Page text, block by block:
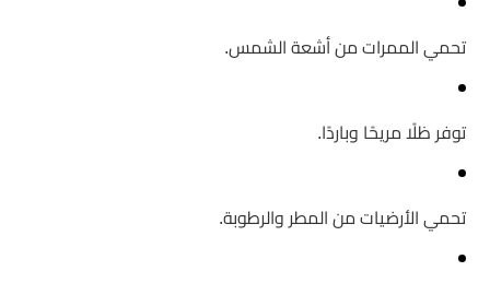
تحمي الممرات من أشعة الشمس.
توفر ظلًا مريحًا وباردًا.
تحمي الأرضيات من المطر والرطوبة.